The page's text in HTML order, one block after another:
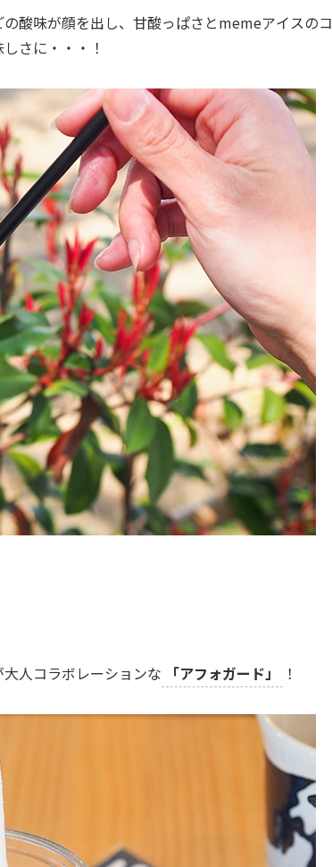
酸味が顔を出し、甘酸っぱさとmemeアイスのコ
さに・・・！
人コラボレーションな 「アフォガード」 ！